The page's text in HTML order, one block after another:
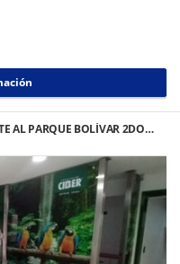
AL PARQUE BOLÍVAR 2DO…